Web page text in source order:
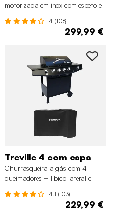
motorizada em inox com espeto e
4 (106)
299,99 €
Treville 4 com capa
Churrasqueira a gás com 4
queimadores + 1 bico lateral e
4.1 (103)
229,99 €